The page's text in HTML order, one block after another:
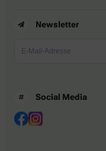
Newsletter
Social Media